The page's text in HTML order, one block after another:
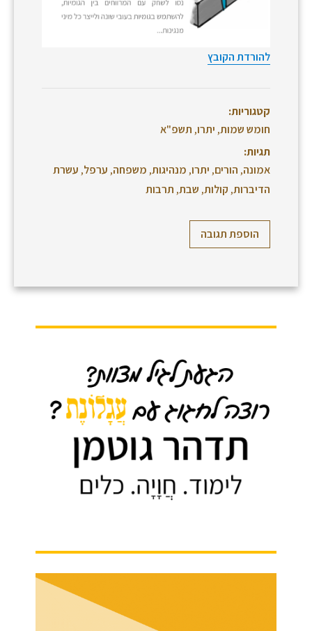
להורדת הקובץ
קטגוריות:
חומש שמות, יתרו, תשפ"א
תגיות:
אמונה, הורים, יתרו, מנהיגות, משפחה, ערפל, עשרת
הדיברות, קולות, שבת, תרבות
הוספת תגובה